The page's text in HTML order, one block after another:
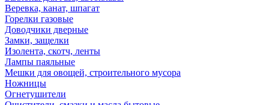
Веревка, канат, шпагат
Горелки газовые
Доводчики дверные
Замки, защелки
Изолента, скотч, ленты
Лампы паяльные
Мешки для овощей, строительного мусора
Ножницы
Огнетушители